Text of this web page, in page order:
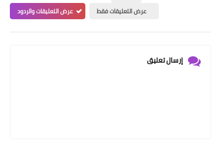
عرض التعليقات فقط
عرض التعليقات والردود
إرسال تعليق